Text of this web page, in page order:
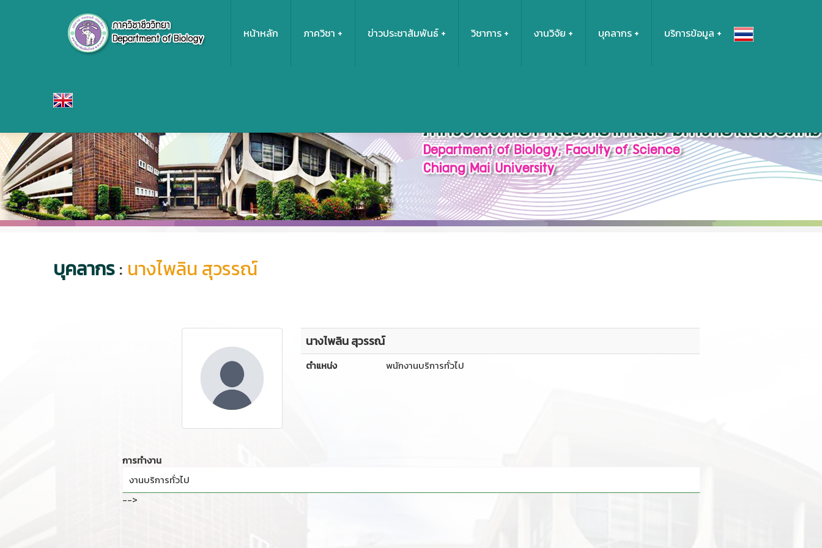
หน้าหลัก ภาควิชา ข่าวประชาสัมพันธ์ วิชาการ งานวิจัย บุคลากร บริการข้อมูล
บุคลากร: นางไพลิน สุวรรณ์
นางไพลิน สุวรรณ์
ตำแหน่ง พนักงานบริการทั่วไป
การทำงาน
งานบริการทั่วไป
-->